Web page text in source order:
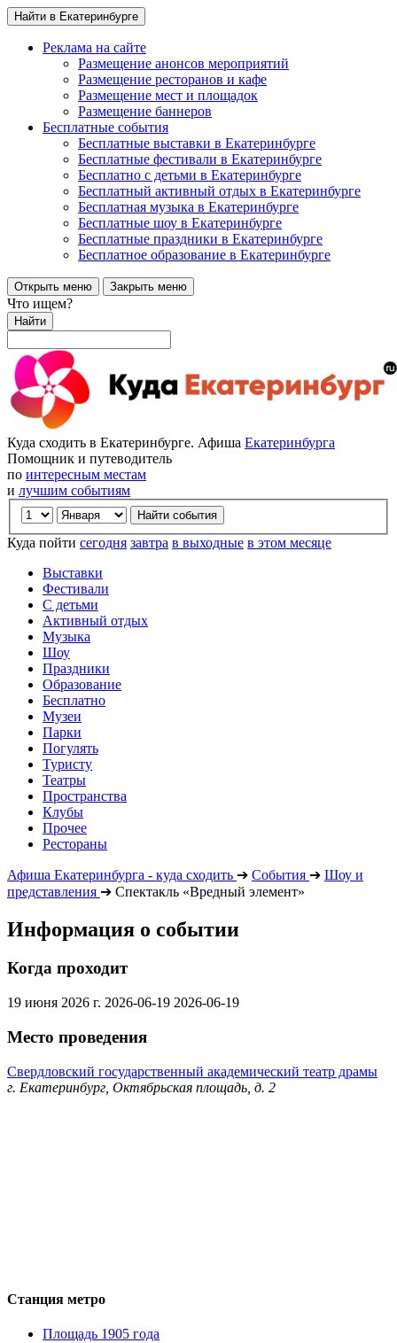
Найти в Екатеринбурге
Реклама на сайте
Размещение анонсов мероприятий
Размещение ресторанов и кафе
Размещение мест и площадок
Размещение баннеров
Бесплатные события
Бесплатные выставки в Екатеринбурге
Бесплатные фестивали в Екатеринбурге
Бесплатно с детьми в Екатеринбурге
Бесплатный активный отдых в Екатеринбурге
Бесплатная музыка в Екатеринбурге
Бесплатные шоу в Екатеринбурге
Бесплатные праздники в Екатеринбурге
Бесплатное образование в Екатеринбурге
Открыть меню Закрыть меню
Что ищем?
Найти
Куда сходить в Екатеринбурге. Афиша Екатеринбурга
Помощник и путеводитель
по интересным местам
и лучшим событиям
Куда пойти сегодня завтра в выходные в этом месяце
Выставки
Фестивали
С детьми
Активный отдых
Музыка
Шоу
Праздники
Образование
Бесплатно
Музеи
Парки
Погулять
Туристу
Театры
Пространства
Клубы
Прочее
Рестораны
Афиша Екатеринбурга - куда сходить ➔ События ➔ Шоу и
представления ➔ Спектакль «Вредный элемент»
Информация о событии
Когда проходит
19 июня 2026 г. 2026-06-19 2026-06-19
Место проведения
Свердловский государственный академический театр драмы
г. Екатеринбург, Октябрьская площадь, д. 2
Станция метро
Площадь 1905 года